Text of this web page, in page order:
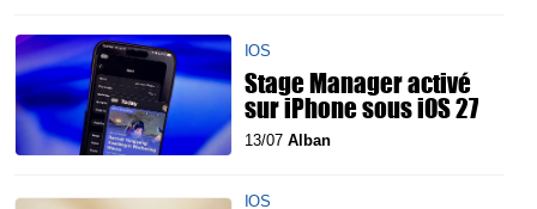
IOS
Stage Manager activé
sur iPhone sous iOS 27
13/07 Alban
IOS